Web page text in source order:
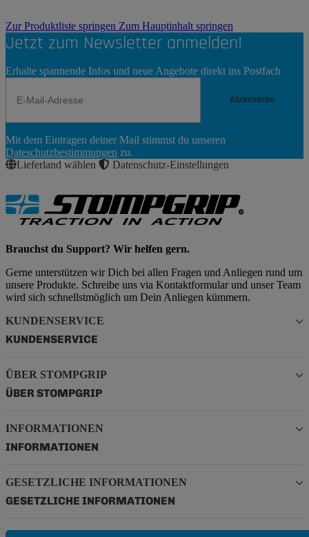
Zur Produktliste springen Zum Hauptinhalt springen
Jetzt zum Newsletter anmelden!
Erhalte spannende Infos und neue Angebote direkt ins Postfach
Abonnieren
Abonnieren
Mit dem Eintragen deiner Mail stimmst du unseren
Dateschutzbestimmungen zu.
Lieferland wählen
Datenschutz-Einstellungen
Brauchst du Support? Wir helfen gern.
Gerne unterstützen wir Dich bei allen Fragen und Anliegen rund um
unsere Produkte. Schreibe uns via Kontaktformular und unser Team
wird sich schnellstmöglich um Dein Anliegen kümmern.
KUNDENSERVICE
KUNDENSERVICE
ÜBER STOMPGRIP
ÜBER STOMPGRIP
INFORMATIONEN
INFORMATIONEN
GESETZLICHE INFORMATIONEN
GESETZLICHE INFORMATIONEN